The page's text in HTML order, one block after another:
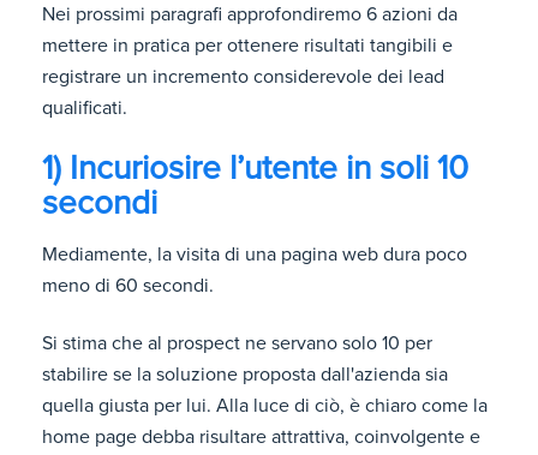
Nei prossimi paragrafi approfondiremo 6 azioni da
mettere in pratica per ottenere risultati tangibili e
registrare un incremento considerevole dei lead
qualificati.
1) Incuriosire l’utente in soli 10
secondi
Mediamente, la visita di una pagina web dura poco
meno di 60 secondi.
Si stima che al prospect ne servano solo 10 per
stabilire se la soluzione proposta dall'azienda sia
quella giusta per lui. Alla luce di ciò, è chiaro come la
home page debba risultare attrattiva, coinvolgente e